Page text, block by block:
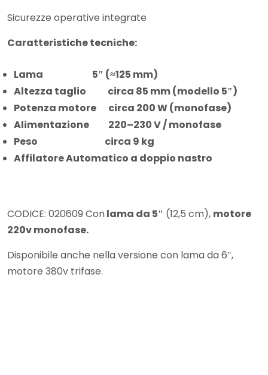
Sicurezze operative integrate
Caratteristiche tecniche:
Lama
5″ (≈125 mm)
Altezza taglio
circa 85 mm (modello 5″)
Potenza motore
circa 200 W (monofase)
Alimentazione
220–230 V / monofase
Peso
circa 9 kg
Affilatore Automatico a doppio nastro
CODICE: 020609 Conlama da 5″ (12,5 cm), motore
220v monofase.
Disponibile anche nella versione con lama da 6″,
motore 380v trifase.